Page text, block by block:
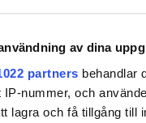
av dina
partners behandlar
nummer, och
lagra och få tillgång till